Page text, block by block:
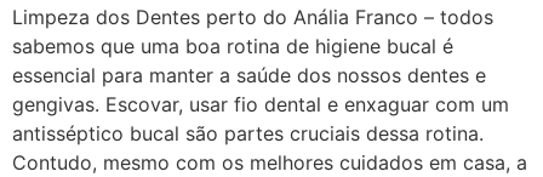
Limpeza dos Dentes perto do Anália Franco – todos
sabemos que uma boa rotina de higiene bucal é
essencial para manter a saúde dos nossos dentes e
gengivas. Escovar, usar fio dental e enxaguar com um
antisséptico bucal são partes cruciais dessa rotina.
Contudo, mesmo com os melhores cuidados em casa, a